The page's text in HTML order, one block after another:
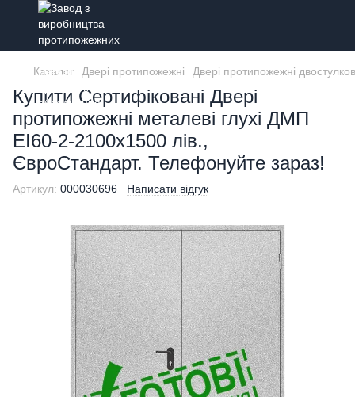
Каталог Двері протипожежні Двері протипожежні
Купити Сертифіковані Двері
протипожежні металеві глухі ДМП
ЕІ60-2-2100x1500 лів.,
ЄвроСтандарт. Телефонуйте зараз!
Артикул: 000030696 Написати відгук